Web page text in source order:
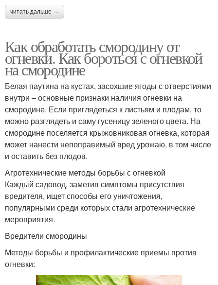
читать дальше →
Как обработать смородину от
огневки. Как бороться с огневкой
на смородине
Белая паутина на кустах, засохшие ягоды с отверстиями
внутри – основные признаки наличия огневки на
смородине. Если приглядеться к листьям и плодам, то
можно разглядеть и саму гусеницу зеленого цвета. На
смородине поселяется крыжовниковая огневка, которая
может нанести непоправимый вред урожаю, в том числе
и оставить без плодов.
Агротехнические методы борьбы с огневкой
Каждый садовод, заметив симптомы присутствия
вредителя, ищет способы его уничтожения,
популярными среди которых стали агротехнические
мероприятия.
Вредители смородины
Методы борьбы и профилактические приемы против
огневки: